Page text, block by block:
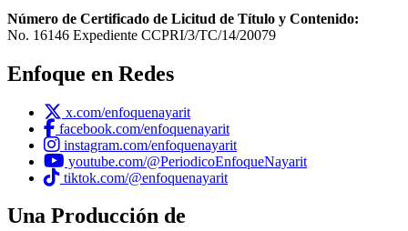
Número de Certificado de Licitud de Título y Contenido:
No. 16146 Expediente CCPRI/3/TC/14/20079
Enfoque en Redes
x.com/enfoquenayarit
facebook.com/enfoquenayarit
instagram.com/enfoquenayarit
youtube.com/@PeriodicoEnfoqueNayarit
tiktok.com/@enfoquenayarit
Una Producción de